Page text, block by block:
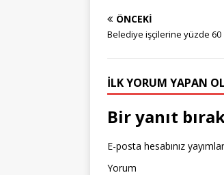
ÖNCEKI
Belediye işçilerine yüzde 60
İLK YORUM YAPAN
Bir yanıt
E-posta hesabınız
Yorum